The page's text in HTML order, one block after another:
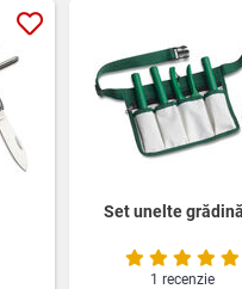
Set unelte
1 recenzie